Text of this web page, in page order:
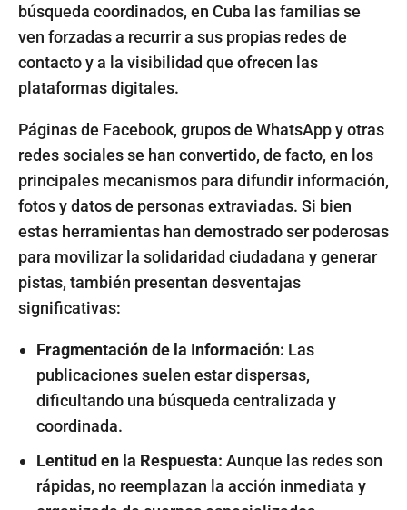
búsqueda coordinados, en Cuba las familias se
ven forzadas a recurrir a sus propias redes de
contacto y a la visibilidad que ofrecen las
plataformas digitales.
Páginas de Facebook, grupos de WhatsApp y otras
redes sociales se han convertido, de facto, en los
principales mecanismos para difundir información,
fotos y datos de personas extraviadas. Si bien
estas herramientas han demostrado ser poderosas
para movilizar la solidaridad ciudadana y generar
pistas, también presentan desventajas
significativas:
Fragmentación de la Información: Las
publicaciones suelen estar dispersas,
dificultando una búsqueda centralizada y
coordinada.
Lentitud en la Respuesta: Aunque las redes son
rápidas, no reemplazan la acción inmediata y